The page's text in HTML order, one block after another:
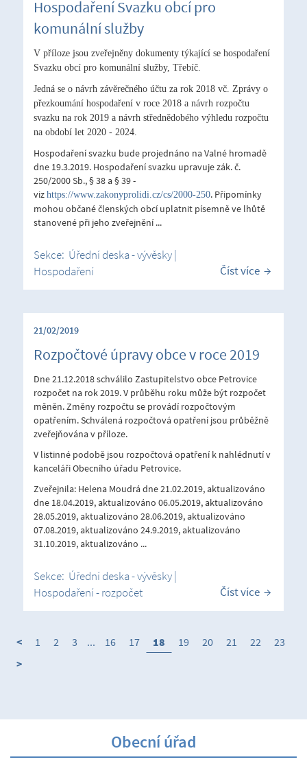
Hospodaření Svazku obcí pro
komunální služby
V příloze jsou zveřejněny dokumenty týkající se hospodaření
Svazku obcí pro komunální služby, Třebíč.
Jedná se o návrh závěrečného účtu za rok 2018 vč. Zprávy o
přezkoumání hospodaření v roce 2018 a návrh rozpočtu
svazku na rok 2019 a návrh střednědobého výhledu rozpočtu
na období let 2020 - 2024.
Hospodaření svazku bude projednáno na Valné hromadě
dne 19.3.2019. Hospodaření svazku upravuje zák. č.
250/2000 Sb., § 38 a § 39 -
viz https://www.zakonyprolidi.cz/cs/2000-250. Připomínky
mohou občané členských obcí uplatnit písemně ve lhůtě
stanovené při jeho zveřejnění ...
Sekce: Úřední deska - vývěsky|
Hospodaření
Číst více
21/02/2019
Rozpočtové úpravy obce v roce 2019
Dne 21.12.2018 schválilo Zastupitelstvo obce Petrovice
rozpočet na rok 2019. V průběhu roku může být rozpočet
měněn. Změny rozpočtu se provádí rozpočtovým
opatřením. Schválená rozpočtová opatření jsou průběžně
zveřejňována v příloze.
V listinné podobě jsou rozpočtová opatření k nahlédnutí v
kanceláři Obecního úřadu Petrovice.
Zveřejnila: Helena Moudrá dne 21.02.2019, aktualizováno
dne 18.04.2019, aktualizováno 06.05.2019, aktualizováno
28.05.2019, aktualizováno 28.06.2019, aktualizováno
07.08.2019, aktualizováno 24.9.2019, aktualizováno
31.10.2019, aktualizováno ...
Sekce: Úřední deska - vývěsky|
Hospodaření - rozpočet
Číst více
< 1 2 3 ... 16 17 18 19 20 21 22
23
>
Obecní úřad